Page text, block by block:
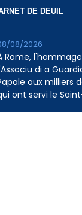
DE DEUIL
Rome,
di a
aux milliers
ont servi le
08/2026